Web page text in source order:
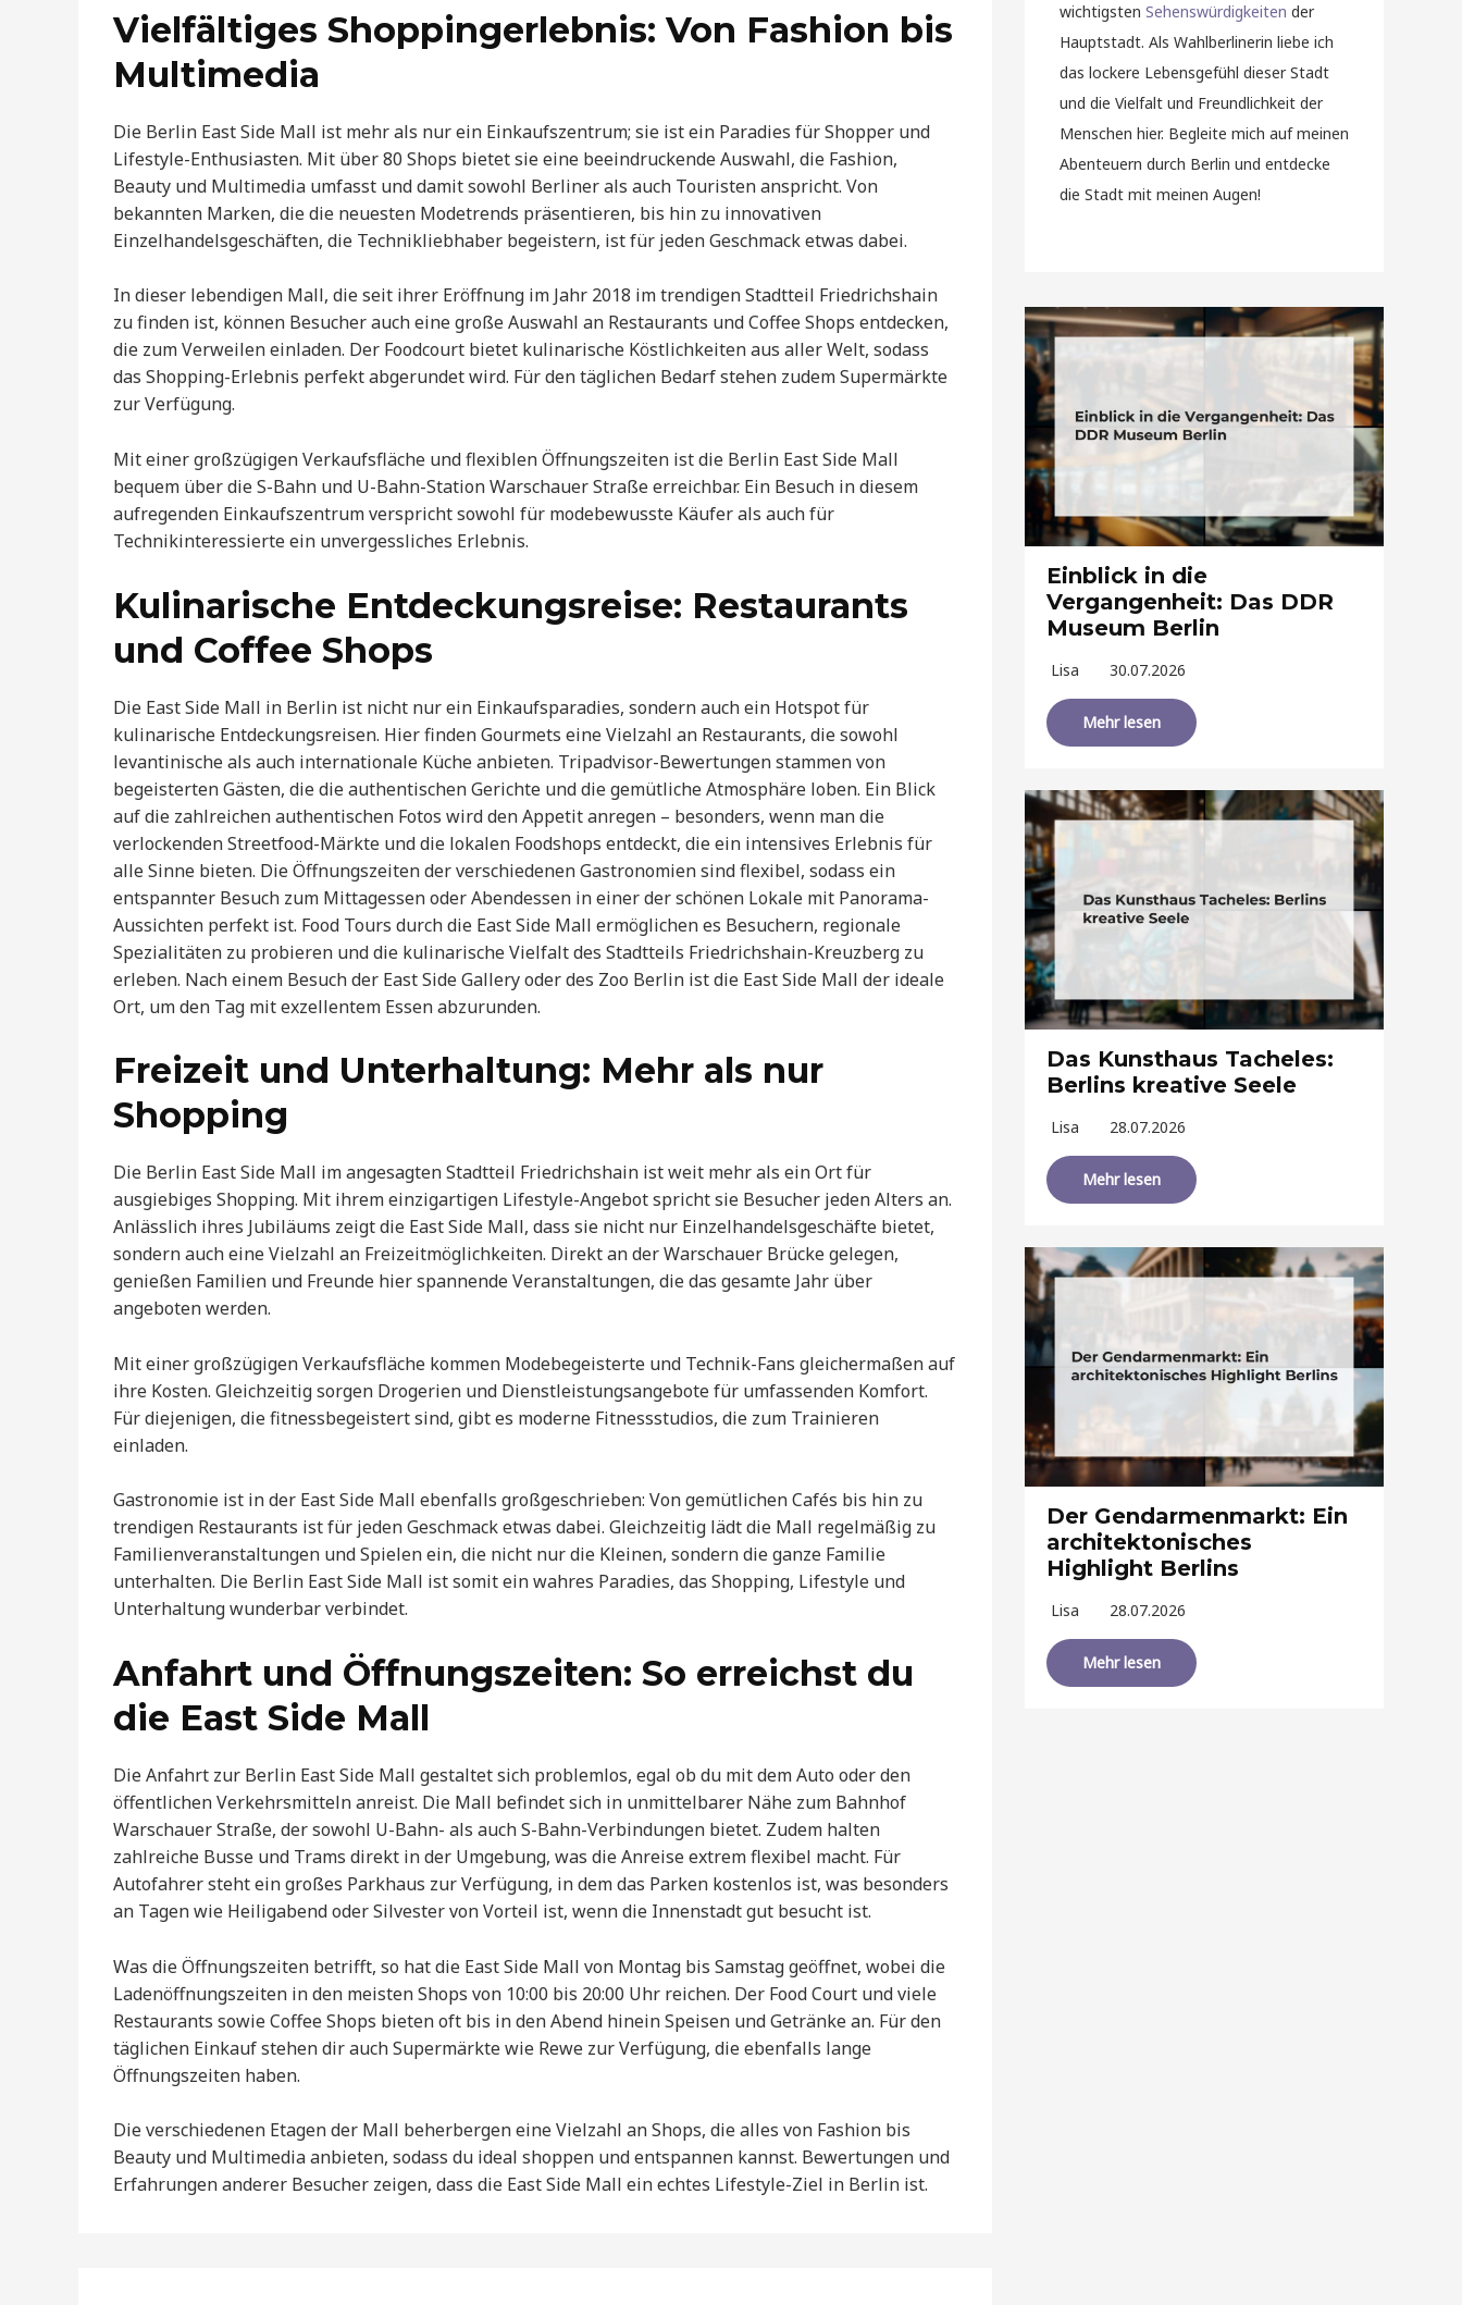
Vielfältiges Shoppingerlebnis: Von Fashion bis
Multimedia
Die Berlin East Side Mall ist mehr als nur ein Einkaufszentrum; sie ist ein Paradies für Shopper und
Lifestyle-Enthusiasten. Mit über 80 Shops bietet sie eine beeindruckende Auswahl, die Fashion,
Beauty und Multimedia umfasst und damit sowohl Berliner als auch Touristen anspricht. Von
bekannten Marken, die die neuesten Modetrends präsentieren, bis hin zu innovativen
Einzelhandelsgeschäften, die Technikliebhaber begeistern, ist für jeden Geschmack etwas dabei.
In dieser lebendigen Mall, die seit ihrer Eröffnung im Jahr 2018 im trendigen Stadtteil Friedrichshain
zu finden ist, können Besucher auch eine große Auswahl an Restaurants und Coffee Shops entdecken,
die zum Verweilen einladen. Der Foodcourt bietet kulinarische Köstlichkeiten aus aller Welt, sodass
das Shopping-Erlebnis perfekt abgerundet wird. Für den täglichen Bedarf stehen zudem Supermärkte
zur Verfügung.
Mit einer großzügigen Verkaufsfläche und flexiblen Öffnungszeiten ist die Berlin East Side Mall
bequem über die S-Bahn und U-Bahn-Station Warschauer Straße erreichbar. Ein Besuch in diesem
aufregenden Einkaufszentrum verspricht sowohl für modebewusste Käufer als auch für
Technikinteressierte ein unvergessliches Erlebnis.
Kulinarische Entdeckungsreise: Restaurants
und Coffee Shops
Die East Side Mall in Berlin ist nicht nur ein Einkaufsparadies, sondern auch ein Hotspot für
kulinarische Entdeckungsreisen. Hier finden Gourmets eine Vielzahl an Restaurants, die sowohl
levantinische als auch internationale Küche anbieten. Tripadvisor-Bewertungen stammen von
begeisterten Gästen, die die authentischen Gerichte und die gemütliche Atmosphäre loben. Ein Blick
auf die zahlreichen authentischen Fotos wird den Appetit anregen – besonders, wenn man die
verlockenden Streetfood-Märkte und die lokalen Foodshops entdeckt, die ein intensives Erlebnis für
alle Sinne bieten. Die Öffnungszeiten der verschiedenen Gastronomien sind flexibel, sodass ein
entspannter Besuch zum Mittagessen oder Abendessen in einer der schönen Lokale mit Panorama-
Aussichten perfekt ist. Food Tours durch die East Side Mall ermöglichen es Besuchern, regionale
Spezialitäten zu probieren und die kulinarische Vielfalt des Stadtteils Friedrichshain-Kreuzberg zu
erleben. Nach einem Besuch der East Side Gallery oder des Zoo Berlin ist die East Side Mall der ideale
Ort, um den Tag mit exzellentem Essen abzurunden.
Freizeit und Unterhaltung: Mehr als nur
Shopping
Die Berlin East Side Mall im angesagten Stadtteil Friedrichshain ist weit mehr als ein Ort für
ausgiebiges Shopping. Mit ihrem einzigartigen Lifestyle-Angebot spricht sie Besucher jeden Alters an.
Anlässlich ihres Jubiläums zeigt die East Side Mall, dass sie nicht nur Einzelhandelsgeschäfte bietet,
sondern auch eine Vielzahl an Freizeitmöglichkeiten. Direkt an der Warschauer Brücke gelegen,
genießen Familien und Freunde hier spannende Veranstaltungen, die das gesamte Jahr über
angeboten werden.
Mit einer großzügigen Verkaufsfläche kommen Modebegeisterte und Technik-Fans gleichermaßen auf
ihre Kosten. Gleichzeitig sorgen Drogerien und Dienstleistungsangebote für umfassenden Komfort.
Für diejenigen, die fitnessbegeistert sind, gibt es moderne Fitnessstudios, die zum Trainieren
einladen.
Gastronomie ist in der East Side Mall ebenfalls großgeschrieben: Von gemütlichen Cafés bis hin zu
trendigen Restaurants ist für jeden Geschmack etwas dabei. Gleichzeitig lädt die Mall regelmäßig zu
Familienveranstaltungen und Spielen ein, die nicht nur die Kleinen, sondern die ganze Familie
unterhalten. Die Berlin East Side Mall ist somit ein wahres Paradies, das Shopping, Lifestyle und
Unterhaltung wunderbar verbindet.
Anfahrt und Öffnungszeiten: So erreichst du
die East Side Mall
Die Anfahrt zur Berlin East Side Mall gestaltet sich problemlos, egal ob du mit dem Auto oder den
öffentlichen Verkehrsmitteln anreist. Die Mall befindet sich in unmittelbarer Nähe zum Bahnhof
Warschauer Straße, der sowohl U-Bahn- als auch S-Bahn-Verbindungen bietet. Zudem halten
zahlreiche Busse und Trams direkt in der Umgebung, was die Anreise extrem flexibel macht. Für
Autofahrer steht ein großes Parkhaus zur Verfügung, in dem das Parken kostenlos ist, was besonders
an Tagen wie Heiligabend oder Silvester von Vorteil ist, wenn die Innenstadt gut besucht ist.
Was die Öffnungszeiten betrifft, so hat die East Side Mall von Montag bis Samstag geöffnet, wobei die
Ladenöffnungszeiten in den meisten Shops von 10:00 bis 20:00 Uhr reichen. Der Food Court und viele
Restaurants sowie Coffee Shops bieten oft bis in den Abend hinein Speisen und Getränke an. Für den
täglichen Einkauf stehen dir auch Supermärkte wie Rewe zur Verfügung, die ebenfalls lange
Öffnungszeiten haben.
Die verschiedenen Etagen der Mall beherbergen eine Vielzahl an Shops, die alles von Fashion bis
Beauty und Multimedia anbieten, sodass du ideal shoppen und entspannen kannst. Bewertungen und
Erfahrungen anderer Besucher zeigen, dass die East Side Mall ein echtes Lifestyle-Ziel in Berlin ist.
wichtigsten Sehenswürdigkeiten der
Hauptstadt. Als Wahlberlinerin liebe ich
das lockere Lebensgefühl dieser Stadt
und die Vielfalt und Freundlichkeit der
Menschen hier. Begleite mich auf meinen
Abenteuern durch Berlin und entdecke
die Stadt mit meinen Augen!
Einblick in die
Vergangenheit: Das DDR
Museum Berlin
Lisa 30.07.2026
Mehr lesen
Das Kunsthaus Tacheles:
Berlins kreative Seele
Lisa 28.07.2026
Mehr lesen
Der Gendarmenmarkt: Ein
architektonisches
Highlight Berlins
Lisa 28.07.2026
Mehr lesen